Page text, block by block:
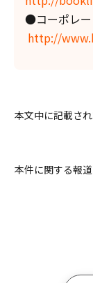
●コーポ
http://
本文中に記載さ
本件に関する報